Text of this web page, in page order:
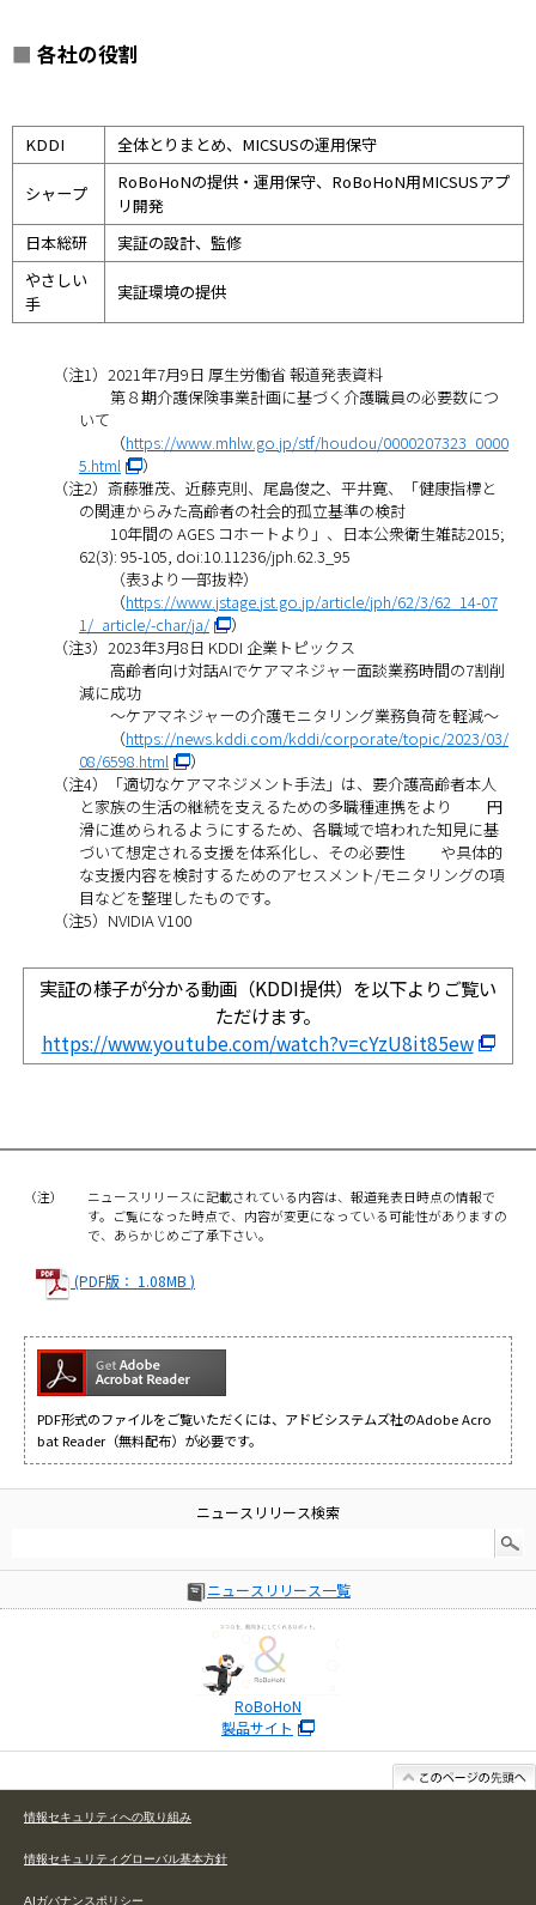
■ 各社の役割
KDDI 全体とりまとめ、MICSUSの運用保守
シャープ
RoBoHoNの提供・運用保守、RoBoHoN用MICSUSアプ
リ開発
日本総研
実証の設計、監修
やさしい
手
実証環境の提供
（注1）2021年7月9日 厚生労働省 報道発表資料
第８期介護保険事業計画に基づく介護職員の必要数につ
いて
（https://www.mhlw.go.jp/stf/houdou/0000207323_0000
5.html
）
（注2）斎藤雅茂、近藤克則、尾島俊之、平井寛、「健康指標と
の関連からみた高齢者の社会的孤立基準の検討
10年間の AGES コホートより」、日本公衆衛生雑誌2015;
62(3): 95-105, doi:10.11236/jph.62.3_95
（表3より一部抜粋）
（https://www.jstage.jst.go.jp/article/jph/62/3/62_14-07
1/_article/-char/ja/
）
（注3）2023年3月8日 KDDI 企業トピックス
高齢者向け対話AIでケアマネジャー面談業務時間の7割削
減に成功
～ケアマネジャーの介護モニタリング業務負荷を軽減～
（https://news.kddi.com/kddi/corporate/topic/2023/03/
08/6598.html
）
（注4）「適切なケアマネジメント手法」は、要介護高齢者本人
と家族の生活の継続を支えるための多職種連携をより 円
滑に進められるようにするため、各職域で培われた知見に基
づいて想定される支援を体系化し、その必要性 や具体的
な支援内容を検討するためのアセスメント/モニタリングの項
目などを整理したものです。
（注5）NVIDIA V100
実証の様子が分かる動画（KDDI提供）を以下よりご覧い
ただけます。
https://www.youtube.com/watch?v=cYzU8it85ew
（注）
ニュースリリースに記載されている内容は、報道発表日時点の情報で
す。ご覧になった時点で、内容が変更になっている可能性がありますの
で、あらかじめご了承下さい。
(PDF版： 1.08MB )
PDF形式のファイルをご覧いただくには、アドビシステムズ社のAdobe Acro
bat Reader（無料配布）が必要です。
ニュースリリース検索
ニュースリリース一覧
RoBoHoN
製品サイト
情報セキュリティへの取り組み
情報セキュリティグローバル基本方針
AIガバナンスポリシー